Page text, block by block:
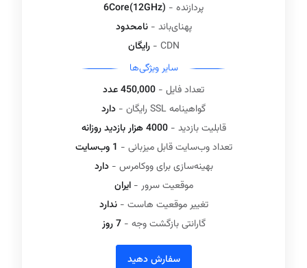
پردازنده -
پهنای‌باند - نامحدود
CDN -
رایگان
سایر ویژگی‌ها
تعداد فایل -
گواهینامه SSL رایگان -
دارد
قابلیت بازدید - 4000 هزار بازدید روزانه
تعداد وب‌سایت قابل میزبانی -
بهینه‌سازی برای ووکامرس - دارد
موقعیت سرور - ایران
تغییر موقعیت هاست - ندارد
گارانتی بازگشت وجه - 7 روز
سفارش دهید